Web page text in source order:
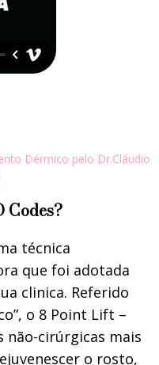
Dérmico pelo Dr.Cláudio
Codes?
técnica
que foi adotada
clinica. Referido
o 8 Point Lift –
não-cirúrgicas mais
o rosto,